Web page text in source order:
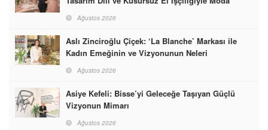
Dünyasına İmzalarını Attılar
Ağustos 2026
Aslı Zinciroğlu Çiçek: ‘La Blanche’ Markası ile
Kadın Emeğinin ve Vizyonunun Neleri
Başarabileceğinin En Güzel Örneğini Sunuyor
Ağustos 2026
Asiye Kefeli: Bisse’yi Geleceğe Taşıyan Güçlü
Vizyonun Mimarı
Ağustos 2026